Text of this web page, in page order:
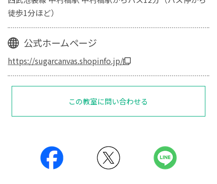
徒歩1分ほど）
公式ホームページ
https://sugarcanvas.shopinfo.jp/
この教室に問い合わせる